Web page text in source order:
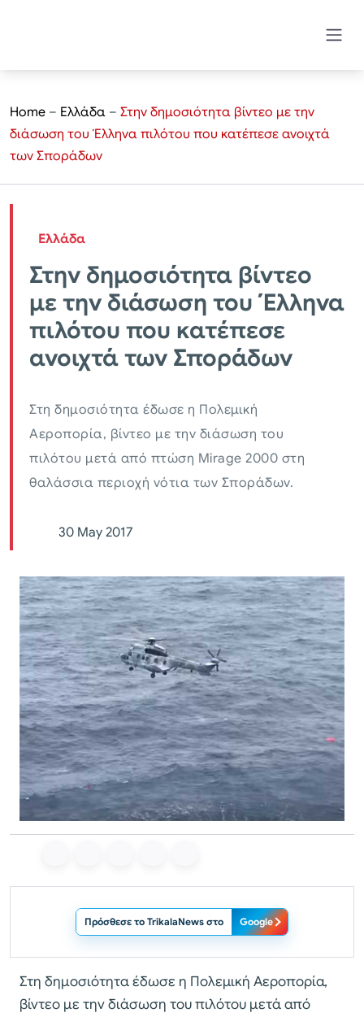
Home – Ελλάδα – Στην δημοσιότητα βίντεο με την
διάσωση του Έλληνα πιλότου που κατέπεσε ανοιχτά
των Σποράδων
Ελλάδα
Στην δημοσιότητα βίντεο
με την διάσωση του Έλληνα
πιλότου που κατέπεσε
ανοιχτά των Σποράδων
Στη δημοσιότητα έδωσε η Πολεμική
Αεροπορία, βίντεο με την διάσωση του
πιλότου μετά από πτώση Mirage 2000 στη
θαλάσσια περιοχή νότια των Σποράδων.
30 May 2017
Πρόσθεσε το TrikalaNews στο Google
Στη δημοσιότητα έδωσε η Πολεμική Αεροπορία,
βίντεο με την διάσωση του πιλότου μετά από